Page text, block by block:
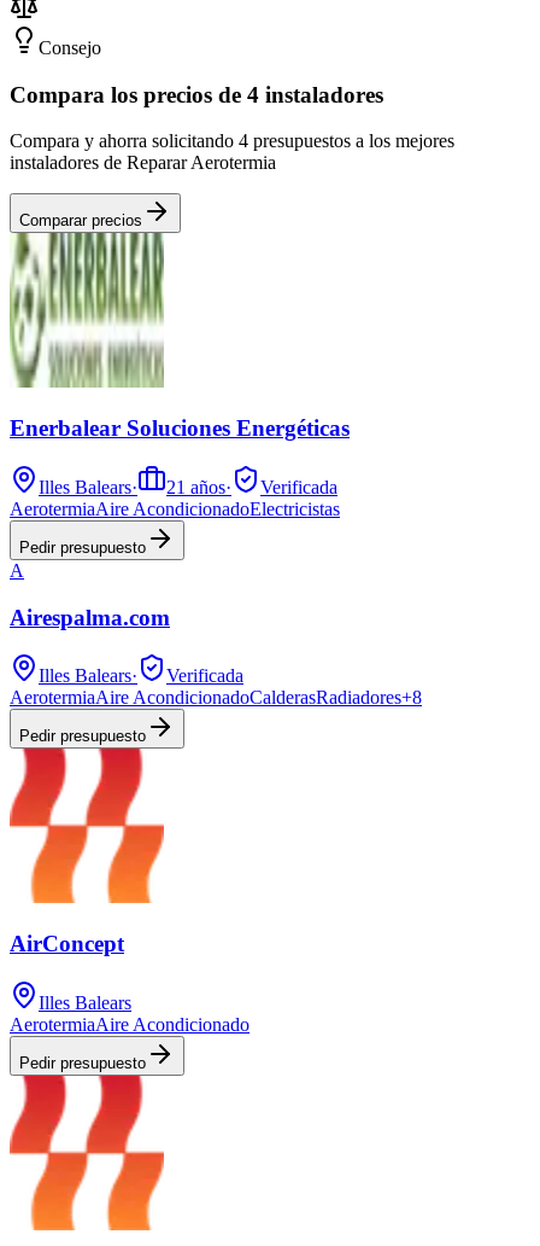
Consejo
Compara los precios de 4 instaladores
Compara y ahorra solicitando 4 presupuestos a los mejores
instaladores de Reparar Aerotermia
Comparar precios
Enerbalear Soluciones Energéticas
Illes Balears· 21 años·
Verificada
AerotermiaAire AcondicionadoElectricistas
Pedir presupuesto
A
Airespalma.com
Illes Balears·
Verificada
AerotermiaAire AcondicionadoCalderasRadiadores+8
Pedir presupuesto
AirConcept
Illes Balears
AerotermiaAire Acondicionado
Pedir presupuesto